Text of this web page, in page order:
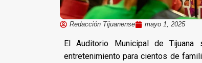
Redacción Tijuanense mayo 1, 2025
El Auditorio Municipal de
entretenimiento para cientos de